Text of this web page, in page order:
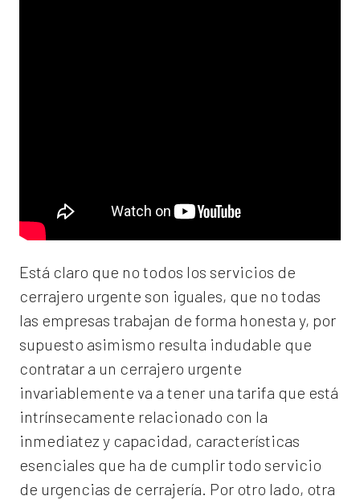
Está claro que no todos los servicios de
cerrajero urgente son iguales, que no todas
las empresas trabajan de forma honesta y, por
supuesto asimismo resulta indudable que
contratar a un cerrajero urgente
invariablemente va a tener una tarifa que está
intrínsecamente relacionado con la
inmediatez y capacidad, características
esenciales que ha de cumplir todo servicio
de urgencias de cerrajería. Por otro lado, otra